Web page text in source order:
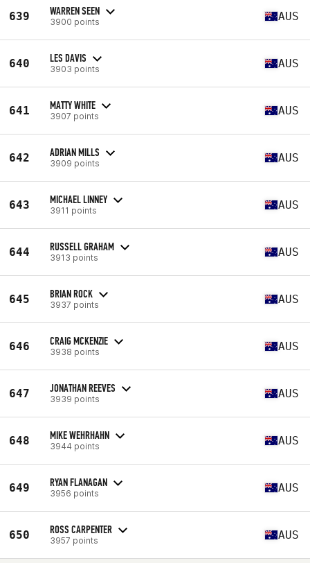
639 WARREN SEEN
3900 points AUS
640 LES DAVIS
3903 points AUS
641 MATTY WHITE
3907 points AUS
642 ADRIAN MILLS
3909 points AUS
643 MICHAEL LINNEY
3911 points AUS
644 RUSSELL GRAHAM
3913 points AUS
645 BRIAN ROCK
3937 points AUS
646 CRAIG MCKENZIE
3938 points AUS
647 JONATHAN REEVES
3939 points AUS
648 MIKE WEHRHAHN
3944 points AUS
649 RYAN FLANAGAN
3956 points AUS
650 ROSS CARPENTER
3957 points AUS